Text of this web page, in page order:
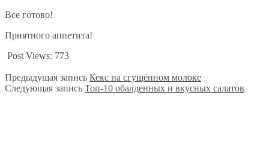
Все готово!
Приятного аппетита!
Post Views: 773
Предыдущая запись Кекс на сгущённом молоке
Следующая запись Топ-10 обалденных и вкусных салатов